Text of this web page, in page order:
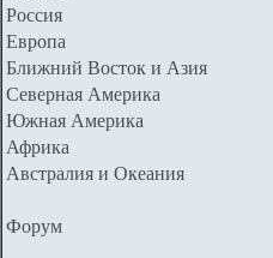
Россия
Европа
Ближний Восток и Азия
Северная Америка
Южная Америка
Африка
Австралия и Океания
Форум